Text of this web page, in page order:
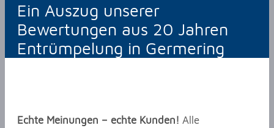
Ein Auszug unserer
Bewertungen aus 20 Jahren
Entrümpelung in Germering
Echte Meinungen – echte Kunden! Alle